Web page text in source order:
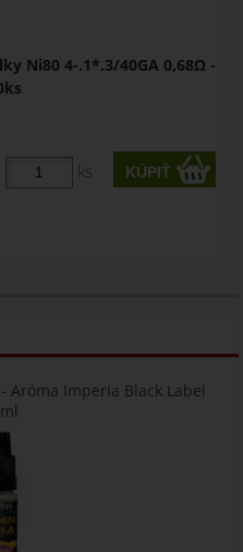
Ni80 4-.1*.3/40GA 0,68Ω -
ks
Aróma Imperia Black Label